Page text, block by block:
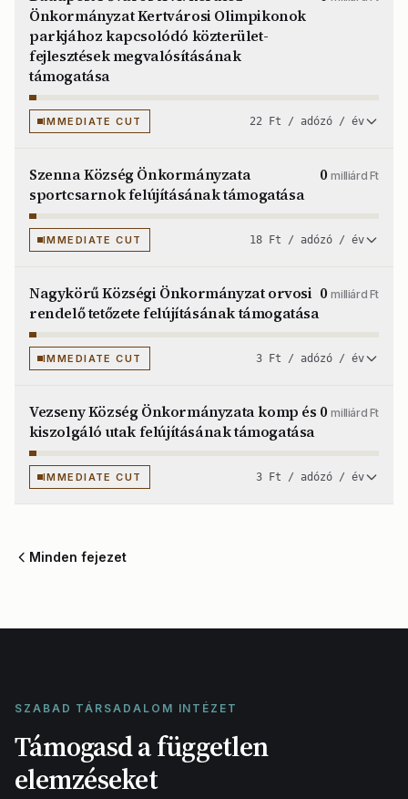
Önkormányzat Kertvárosi Olimpikonok
parkjához kapcsolódó közterület-
fejlesztések megvalósításának
támogatása
IMMEDIATE CUT 22 Ft / adózó / év
Szenna Község Önkormányzata
sportcsarnok felújításának támogatása
0milliárd Ft
IMMEDIATE CUT 18 Ft / adózó / év
Nagykörű Községi Önkormányzat orvosi
rendelő tetőzete felújításának támogatása
0milliárd Ft
IMMEDIATE CUT 3 Ft / adózó / év
Vezseny Község Önkormányzata komp és
kiszolgáló utak felújításának támogatása
0milliárd Ft
IMMEDIATE CUT 3 Ft / adózó / év
Minden fejezet
SZABAD TÁRSADALOM INTÉZET
Támogasd a független
elemzéseket